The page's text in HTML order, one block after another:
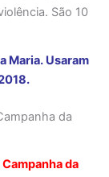
Maria. Usaram
da